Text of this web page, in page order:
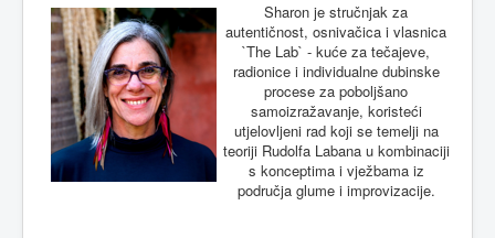
Sharon je stručnjak za
autentičnost, osnivačica i vlasnica
`The Lab` - kuće za tečajeve,
radionice i individualne dubinske
procese za poboljšano
samoizražavanje, koristeći
utjelovljeni rad koji se temelji na
teoriji Rudolfa Labana u kombinaciji
s konceptima i vježbama iz
područja glume i improvizacije.